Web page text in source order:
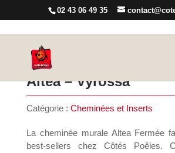
02 43 06 49 35
Altea – Vyrossa
Catégorie : Cheminées et Inserts
La cheminée murale Altea Fermée
best-sellers chez Côtés Poêles.